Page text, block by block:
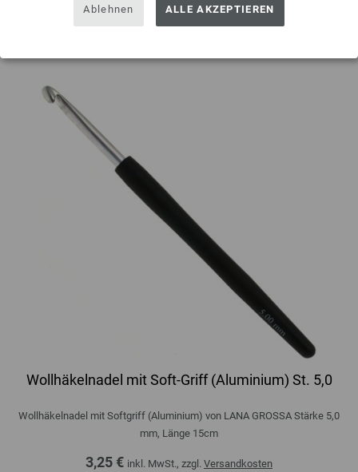
Ablehnen ALLE AKZEPTIEREN
Auf meine Wunschliste
Wollhäkelnadel mit Soft-Griff (Aluminium) St. 5,0
Wollhäkelnadel mit Softgriff (Aluminium) von LANA GROSSA Stärke 5,0
mm, Länge 15cm
3,25 € inkl. MwSt., zzgl. Versandkosten